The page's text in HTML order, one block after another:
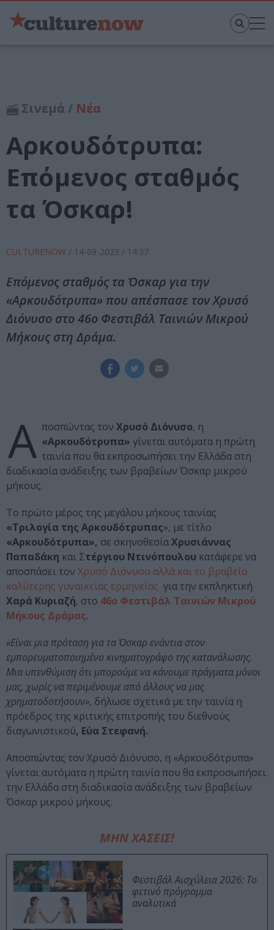
Σινεμά / Νέα
Αρκουδότρυπα:
Επόμενος σταθμός
τα Όσκαρ!
CULTURENOW / 14-09-2023 / 14:37
Επόμενος σταθμός τα Όσκαρ για την
«Αρκουδότρυπα» που απέσπασε τον Χρυσό
Διόνυσο στο 46ο Φεστιβάλ Ταινιών Μικρού
Μήκους στη Δράμα.
Α ποσπώντας τον Χρυσό Διόνυσο, η
«Αρκουδότρυπα» γίνεται αυτόματα η πρώτη
ταινία που θα εκπροσωπήσει την Ελλάδα στη
διαδικασία ανάδειξης των βραβείων Όσκαρ μικρού
μήκους.
Το πρώτο μέρος της μεγάλου μήκους ταινίας
«Τριλογία της Αρκουδότρυπας», με τίτλο
«Αρκουδότρυπα», σε σκηνοθεσίαΧρυσιάννας
Παπαδάκη και Στέργιου Ντινόπουλου κατάφερε να
αποσπάσει τον Χρυσό Διόνυσο αλλά και το βραβείο
καλύτερης γυναικείας ερμηνείας για την εκπληκτική
Χαρά Κυριαζή, στο 46ο Φεστιβάλ Ταινιών Μικρού
Μήκους Δράμας.
«Είναι μια πρόταση για τα Όσκαρ ενάντια στον
εμπορευματοποιημένο κινηματογράφο της κατανάλωσης.
Μια υπενθύμιση ότι μπορούμε να κάνουμε πράγματα μόνοι
μας, χωρίς να περιμένουμε από άλλους να μας
χρηματοδοτήσουν», δήλωσε σχετικά με την ταινία η
πρόεδρος της κριτικής επιτροπής του διεθνούς
διαγωνιστικού, Εύα Στεφανή.
Αποσπώντας τον Χρυσό Διόνυσο, η «Αρκουδότρυπα»
γίνεται αυτόματα η πρώτη ταινία που θα εκπροσωπήσει
την Ελλάδα στη διαδικασία ανάδειξης των βραβείων
Όσκαρ μικρού μήκους.
ΜΗΝ ΧΑΣΕΙΣ!
Φεστιβάλ Αισχύλεια 2026: Το
φετινό πρόγραμμα
αναλυτικά